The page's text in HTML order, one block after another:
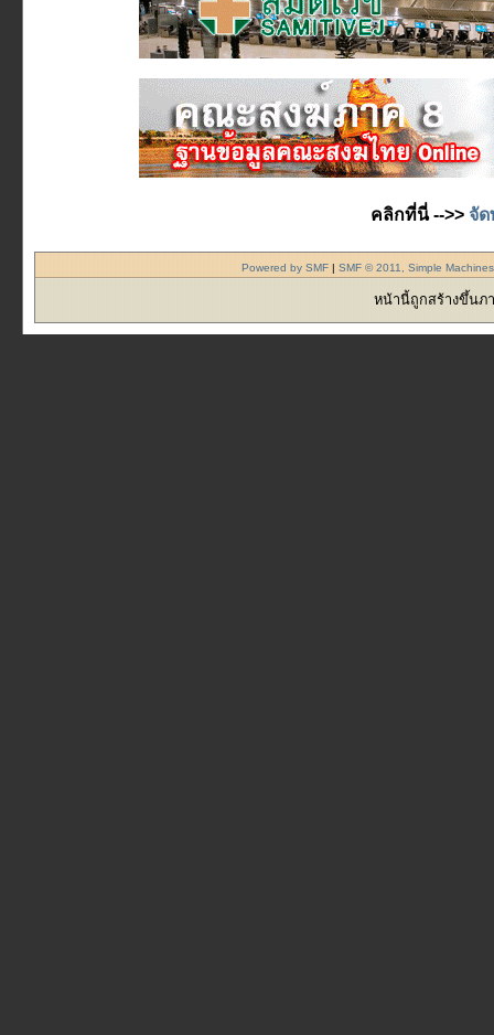
คลิกที่นี่ -->>จัด
Powered by SMF |SMF © 2011, Simple Machines
หน้านี้ถูกสร้างขึ้นภ